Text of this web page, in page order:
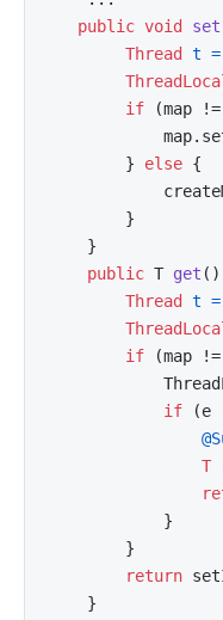
public void set
Thread
t =
if (map !=
        }
else {
        }
    }
public T get ()
Thread
t =
if (map !=
if (e
T
            }
        }
return
    }